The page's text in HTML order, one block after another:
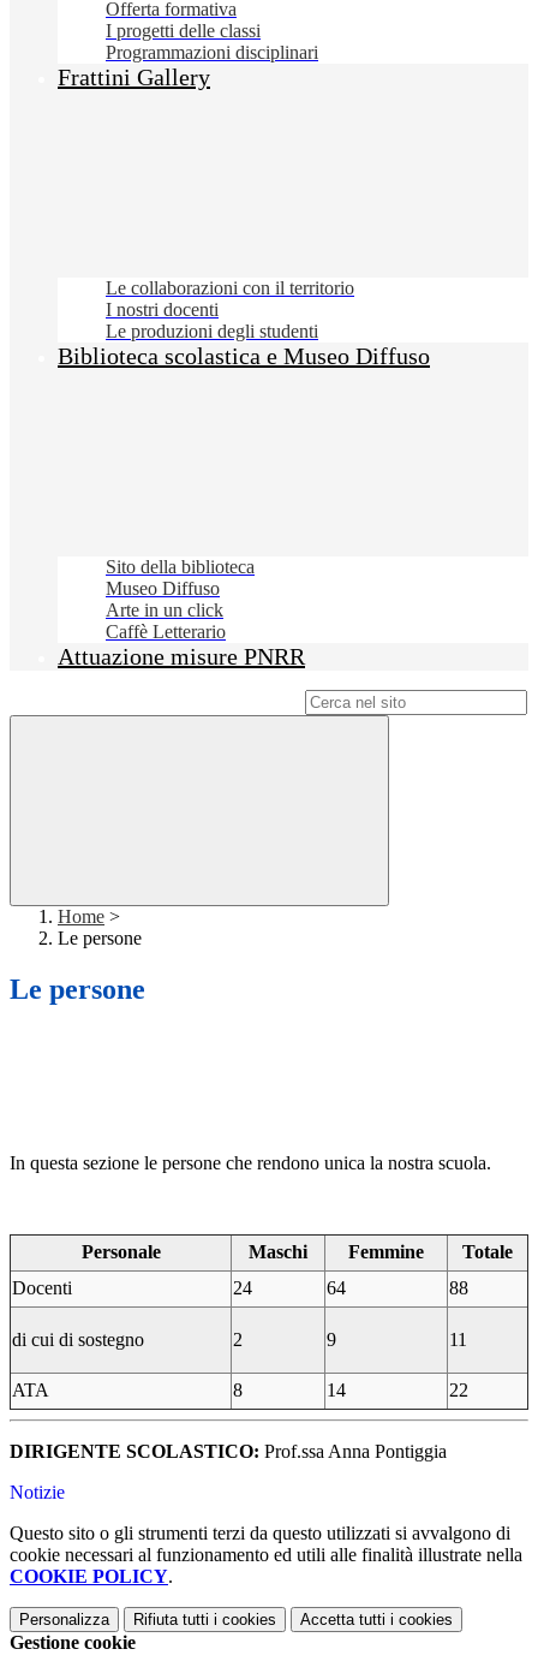
Offerta formativa
I progetti delle classi
Programmazioni disciplinari
Frattini Gallery
Le collaborazioni con il territorio
I nostri docenti
Le produzioni degli studenti
Biblioteca scolastica e Museo Diffuso
Sito della biblioteca
Museo Diffuso
Arte in un click
Caffè Letterario
Attuazione misure PNRR
Home >
Le persone
Le persone
In questa sezione le persone che rendono unica la nostra scuola.
Personale Maschi Femmine
Totale
Docenti
24 64 88
di cui di sostegno 2 9 11
ATA 8 14 22
DIRIGENTE SCOLASTICO: Prof.ssa Anna Pontiggia
Notizie
Questo sito o gli strumenti terzi da questo utilizzati si avvalgono di
cookie necessari al funzionamento ed utili alle finalità illustrate nella
COOKIE POLICY.
Personalizza Rifiuta tutti i cookies Accetta tutti i cookies
Gestione cookie